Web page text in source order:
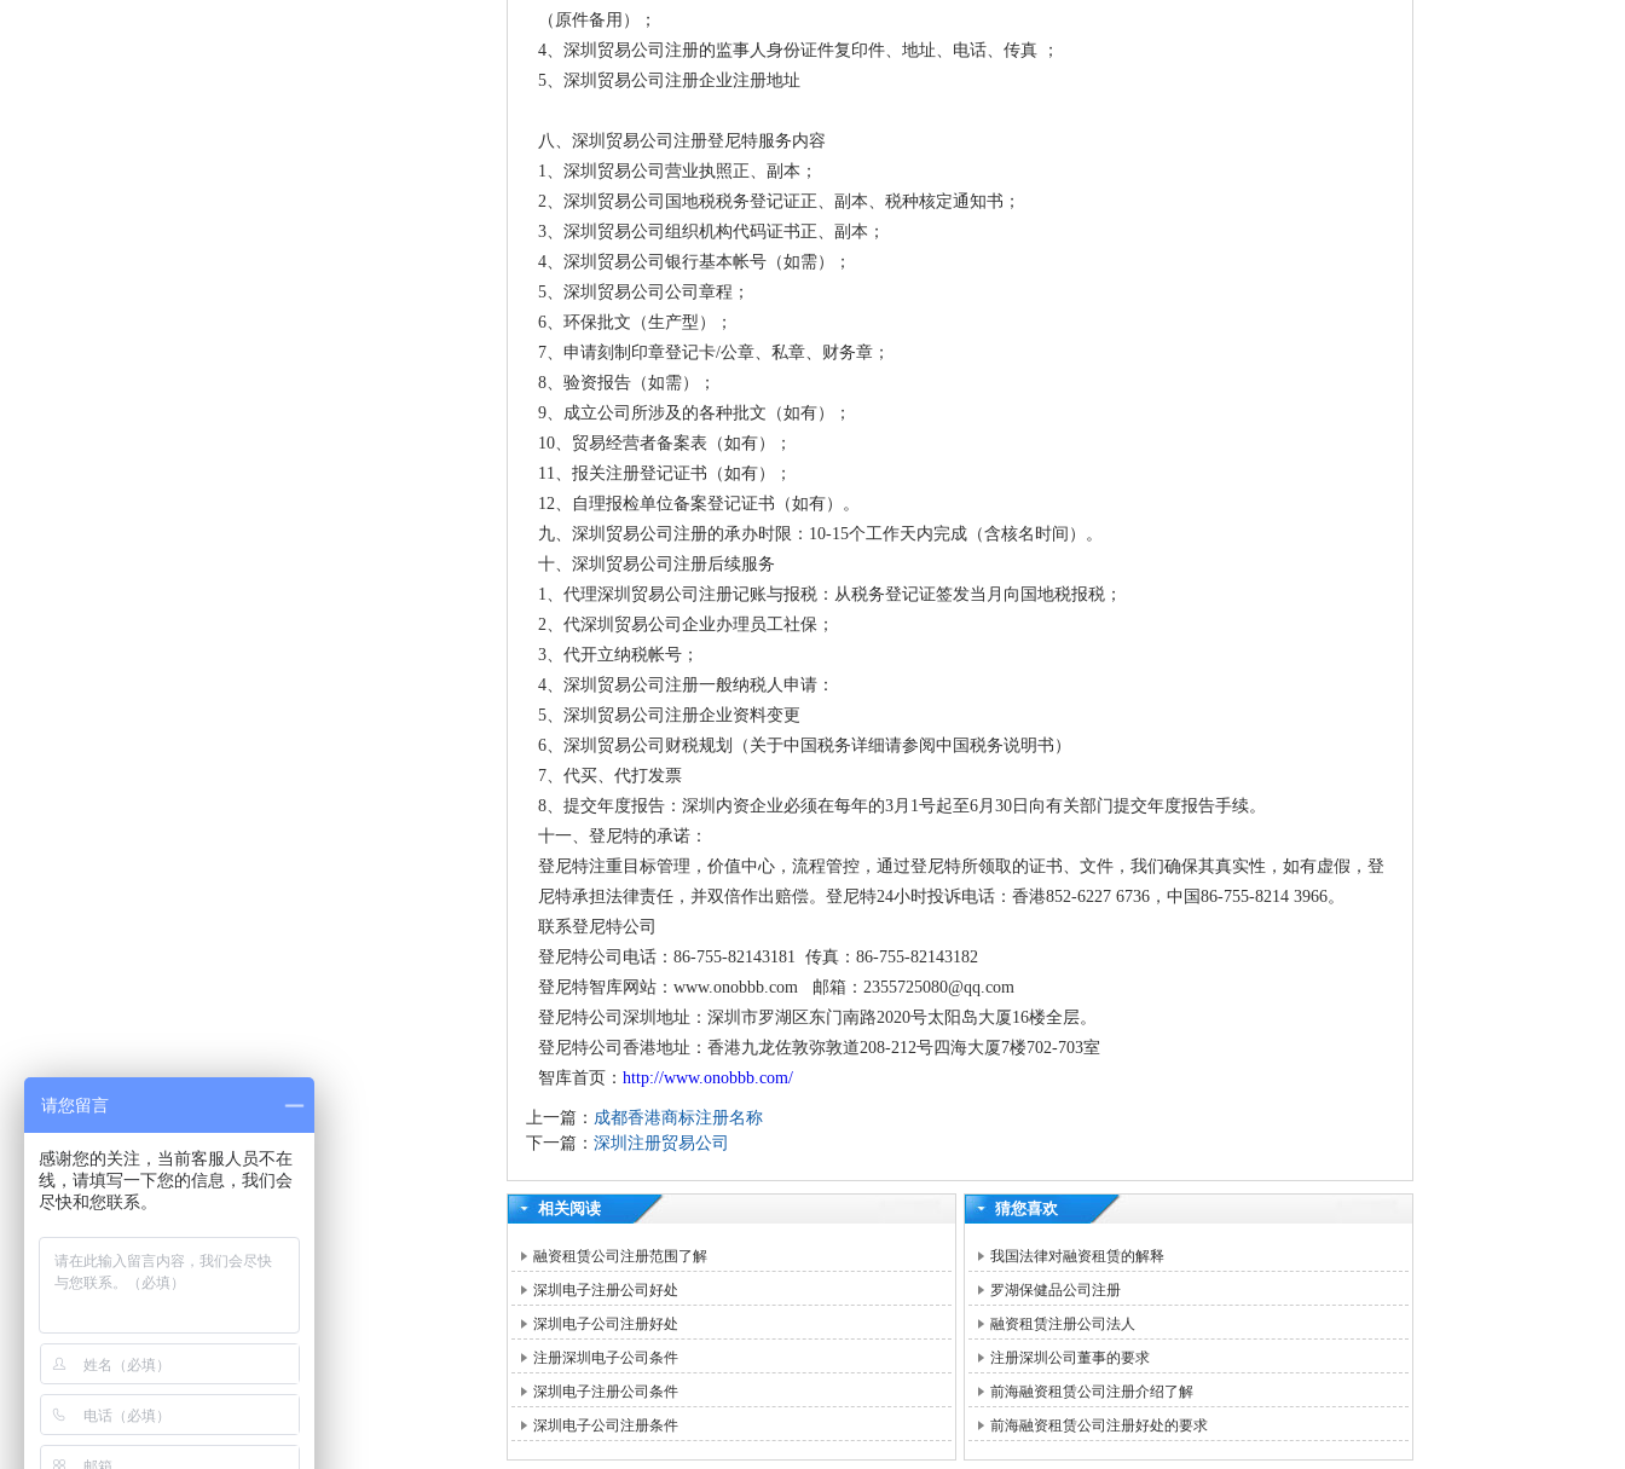
（原件备用）；
4、深圳贸易公司注册的监事人身份证件复印件、地址、电话、传真 ；
5、深圳贸易公司注册企业注册地址
八、深圳贸易公司注册登尼特服务内容
1、深圳贸易公司营业执照正、副本；
2、深圳贸易公司国地税税务登记证正、副本、税种核定通知书；
3、深圳贸易公司组织机构代码证书正、副本；
4、深圳贸易公司银行基本帐号（如需）；
5、深圳贸易公司公司章程；
6、环保批文（生产型）；
7、申请刻制印章登记卡/公章、私章、财务章；
8、验资报告（如需）；
9、成立公司所涉及的各种批文（如有）；
10、贸易经营者备案表（如有）；
11、报关注册登记证书（如有）；
12、自理报检单位备案登记证书（如有）。
九、深圳贸易公司注册的承办时限：10-15个工作天内完成（含核名时间）。
十、深圳贸易公司注册后续服务
1、代理深圳贸易公司注册记账与报税：从税务登记证签发当月向国地税报税；
2、代深圳贸易公司企业办理员工社保；
3、代开立纳税帐号；
4、深圳贸易公司注册一般纳税人申请：
5、深圳贸易公司注册企业资料变更
6、深圳贸易公司财税规划（关于中国税务详细请参阅中国税务说明书）
7、代买、代打发票
8、提交年度报告：深圳内资企业必须在每年的3月1号起至6月30日向有关部门提交年度报告手续。
十一、登尼特的承诺：
登尼特注重目标管理，价值中心，流程管控，通过登尼特所领取的证书、文件，我们确保其真实性，如有虚假，登
尼特承担法律责任，并双倍作出赔偿。登尼特24小时投诉电话：香港852-6227 6736，中国86-755-8214 3966。
联系登尼特公司
登尼特公司电话：86-755-82143181 传真：86-755-82143182
登尼特智库网站：www.onobbb.com 邮箱：2355725080@qq.com
登尼特公司深圳地址：深圳市罗湖区东门南路2020号太阳岛大厦16楼全层。
登尼特公司香港地址：香港九龙佐敦弥敦道208-212号四海大厦7楼702-703室
智库首页： http://www.onobbb.com/
上一篇： 成都香港商标注册名称
下一篇： 深圳注册贸易公司
相关阅读
融资租赁公司注册范围了解
深圳电子注册公司好处
深圳电子公司注册好处
注册深圳电子公司条件
深圳电子注册公司条件
深圳电子公司注册条件
猜您喜欢
我国法律对融资租赁的解释
罗湖保健品公司注册
融资租赁注册公司法人
注册深圳公司董事的要求
前海融资租赁公司注册介绍了解
前海融资租赁公司注册好处的要求
请您留言
感谢您的关注，当前客服人员不在
线，请填写一下您的信息，我们会
尽快和您联系。